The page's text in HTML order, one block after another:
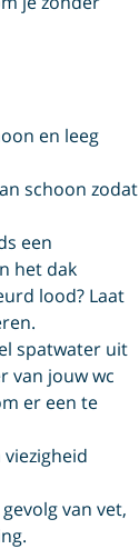
en leeg
schoon zodat
een
het dak
lood? Laat
spatwater uit
van jouw wc
er een te
van vet,